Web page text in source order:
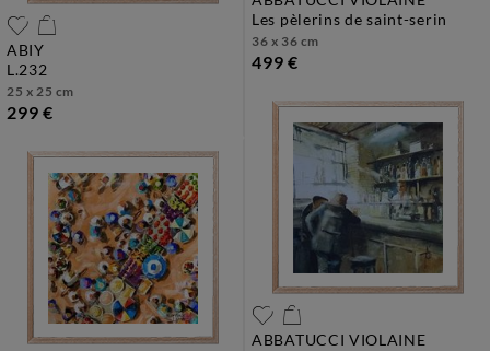
ABIY
l.232
25 x 25 cm
299 €
les pèlerins de saint-serin
36 x 36 cm
499 €
ABBATUCCI VIOLAINE